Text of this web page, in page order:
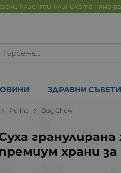
клиенти, клиниката няма
ЗДРАВНИ СЪВЕТИ
Purina Dog Chow
храни